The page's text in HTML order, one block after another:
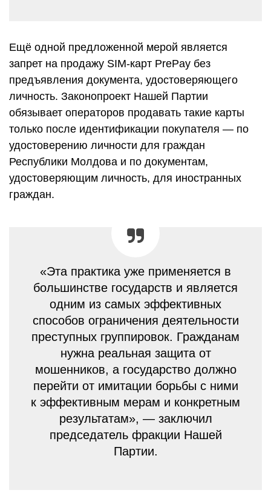
Ещё одной предложенной мерой является
запрет на продажу SIM-карт PrePay без
предъявления документа, удостоверяющего
личность. Законопроект Нашей Партии
обязывает операторов продавать такие карты
только после идентификации покупателя — по
удостоверению личности для граждан
Республики Молдова и по документам,
удостоверяющим личность, для иностранных
граждан.
«Эта практика уже применяется в
большинстве государств и является
одним из самых эффективных
способов ограничения деятельности
преступных группировок. Гражданам
нужна реальная защита от
мошенников, а государство должно
перейти от имитации борьбы с ними
к эффективным мерам и конкретным
результатам», — заключил
председатель фракции Нашей
Партии.